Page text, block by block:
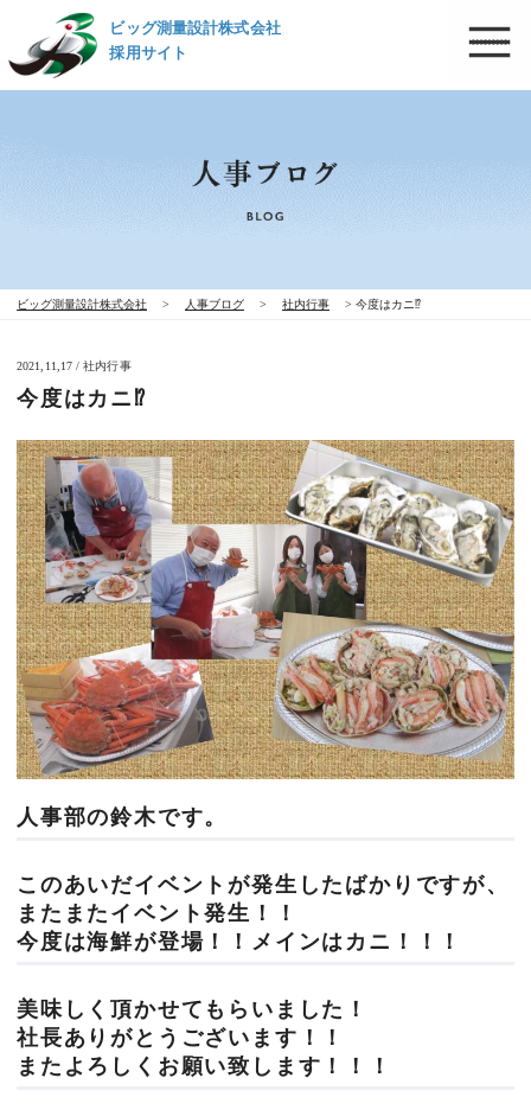
ビッグ測量設計株式会社
採用サイト
ビッグ測量設計株式会社 > 人事ブログ > 社内行事 > 今度はカニ⁉
2021,11,17 / 社内行事
今度はカニ⁉
人事部の鈴木です。
このあいだイベントが発生したばかりですが、
またまたイベント発生！！
今度は海鮮が登場！！メインはカニ！！！
美味しく頂かせてもらいました！
社長ありがとうございます！！
またよろしくお願い致します！！！